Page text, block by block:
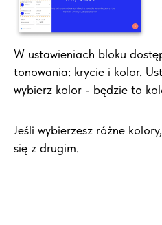
W ustawieniach bloku
tonowania: krycie i kolor.
wybierz kolor - będzie to
Jeśli wybierzesz różne
się z drugim.